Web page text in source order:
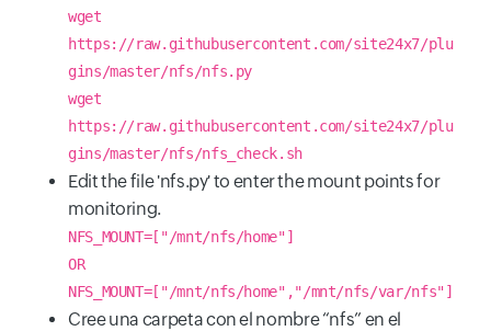
wget
https://raw.githubusercontent.com/site24x7/plu
gins/master/nfs/nfs.py
wget
https://raw.githubusercontent.com/site24x7/plu
gins/master/nfs/nfs_check.sh
Edit the file 'nfs.py' to enter the mount points for
monitoring.
NFS_MOUNT=["/mnt/nfs/home"]
OR
NFS_MOUNT=["/mnt/nfs/home","/mnt/nfs/var/nfs"]
Cree una carpeta con el nombre “nfs” en el